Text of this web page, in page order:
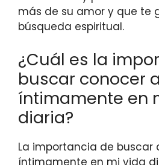
más de su amor y que te
búsqueda espiritual.
¿Cuál es la
buscar conocer
íntimamente en
diaria?
La importancia de buscar
íntimamente en mi vida